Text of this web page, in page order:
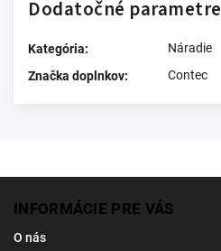
Dodatočné parametre
Kategória:
Náradie
Značka doplnkov: Contec
INFORMÁCIE PRE VÁS
O nás